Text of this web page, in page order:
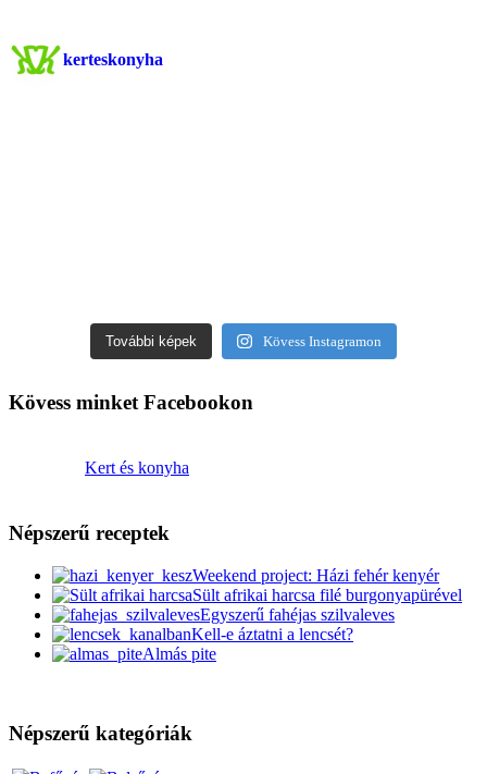
kerteskonyha
További képek Kövess Instagramon
Kövess minket Facebookon
Kert és konyha
Népszerű receptek
Weekend project: Házi fehér kenyér
Sült afrikai harcsa filé burgonyapürével
Egyszerű fahéjas szilvaleves
Kell-e áztatni a lencsét?
Almás pite
Népszerű kategóriák